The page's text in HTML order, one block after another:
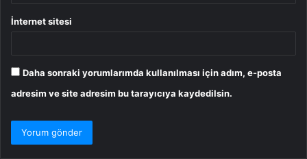
İnternet sitesi
Daha sonraki yorumlarımda kullanılması için adım, e-posta
adresim ve site adresim bu tarayıcıya kaydedilsin.